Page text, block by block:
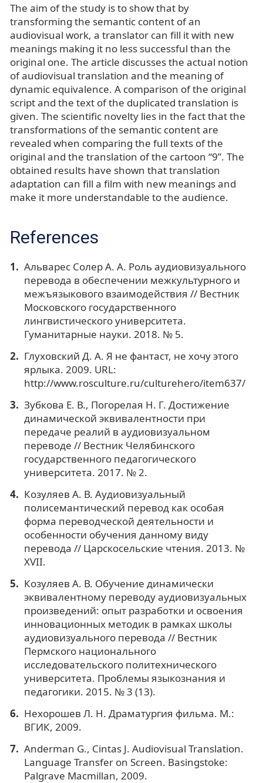
The aim of the study is to show that by
transforming the semantic content of an
audiovisual work, a translator can fill it with new
meanings making it no less successful than the
original one. The article discusses the actual notion
of audiovisual translation and the meaning of
dynamic equivalence. A comparison of the original
script and the text of the duplicated translation is
given. The scientific novelty lies in the fact that the
transformations of the semantic content are
revealed when comparing the full texts of the
original and the translation of the cartoon “9”. The
obtained results have shown that translation
adaptation can fill a film with new meanings and
make it more understandable to the audience.
References
Альварес Солер А. А. Роль аудиовизуального
перевода в обеспечении межкультурного и
межъязыкового взаимодействия // Вестник
Московского государственного
лингвистического университета.
Гуманитарные науки. 2018. № 5.
Глуховский Д. А. Я не фантаст, не хочу этого
ярлыка. 2009. URL:
http://www.rosculture.ru/culturehero/item637/
Зубкова Е. В., Погорелая Н. Г. Достижение
динамической эквивалентности при
передаче реалий в аудиовизуальном
переводе // Вестник Челябинского
государственного педагогического
университета. 2017. № 2.
Козуляев А. В. Аудиовизуальный
полисемантический перевод как особая
форма переводческой деятельности и
особенности обучения данному виду
перевода // Царскосельские чтения. 2013. №
XVII.
Козуляев А. В. Обучение динамически
эквивалентному переводу аудиовизуальных
произведений: опыт разработки и освоения
инновационных методик в рамках школы
аудиовизуального перевода // Вестник
Пермского национального
исследовательского политехнического
университета. Проблемы языкознания и
педагогики. 2015. № 3 (13).
Нехорошев Л. Н. Драматургия фильма. М.:
ВГИК, 2009.
Anderman G., Cintas J. Audiovisual Translation.
Language Transfer on Screen. Basingstoke:
Palgrave Macmillan, 2009.